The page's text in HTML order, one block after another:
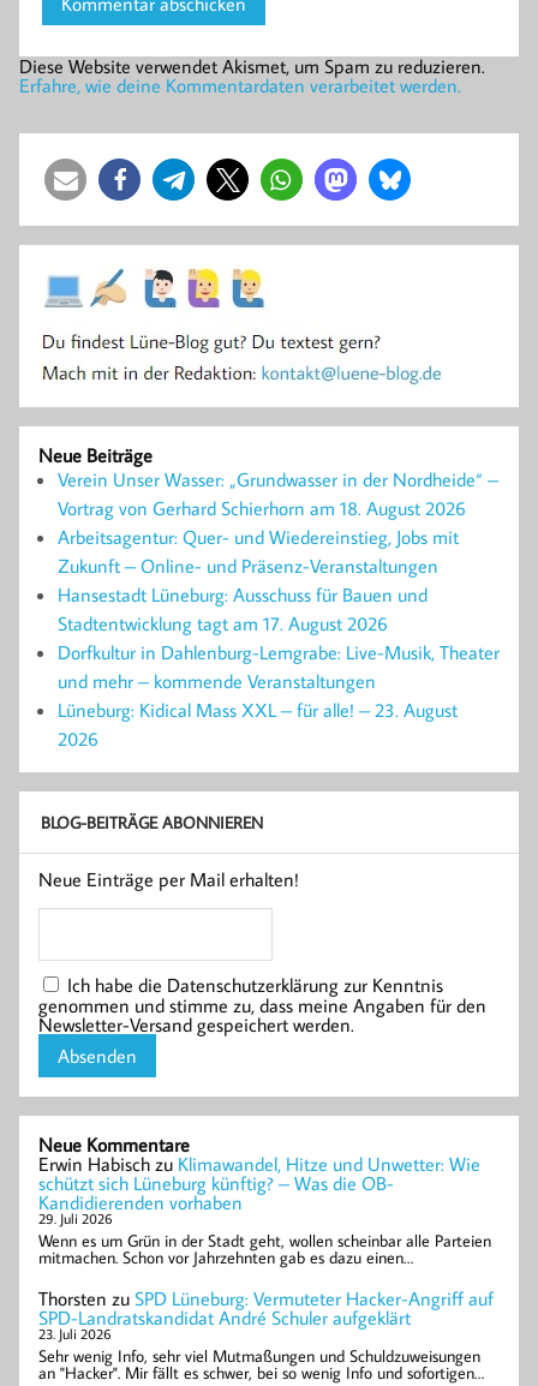
Diese Website verwendet Akismet, um Spam zu reduzieren.
Erfahre, wie deine Kommentardaten verarbeitet werden.
Neue Beiträge
Verein Unser Wasser: „Grundwasser in der Nordheide“ –
Vortrag von Gerhard Schierhorn am 18. August 2026
Arbeitsagentur: Quer- und Wiedereinstieg, Jobs mit
Zukunft – Online- und Präsenz-Veranstaltungen
Hansestadt Lüneburg: Ausschuss für Bauen und
Stadtentwicklung tagt am 17. August 2026
Dorfkultur in Dahlenburg-Lemgrabe: Live-Musik, Theater
und mehr – kommende Veranstaltungen
Lüneburg: Kidical Mass XXL – für alle! – 23. August
2026
BLOG-BEITRÄGE ABONNIEREN
Neue Einträge per Mail erhalten!
Ich habe die Datenschutzerklärung zur Kenntnis
genommen und stimme zu, dass meine Angaben für den
Newsletter-Versand gespeichert werden.
Neue Kommentare
Erwin Habisch zu Klimawandel, Hitze und Unwetter: Wie
schützt sich Lüneburg künftig? – Was die OB-
Kandidierenden vorhaben
29. Juli 2026
Wenn es um Grün in der Stadt geht, wollen scheinbar alle Parteien
mitmachen. Schon vor Jahrzehnten gab es dazu einen…
Thorsten zu SPD Lüneburg: Vermuteter Hacker-Angriff auf
SPD-Landratskandidat André Schuler aufgeklärt
23. Juli 2026
Sehr wenig Info, sehr viel Mutmaßungen und Schuldzuweisungen
an "Hacker". Mir fällt es schwer, bei so wenig Info und sofortigen…